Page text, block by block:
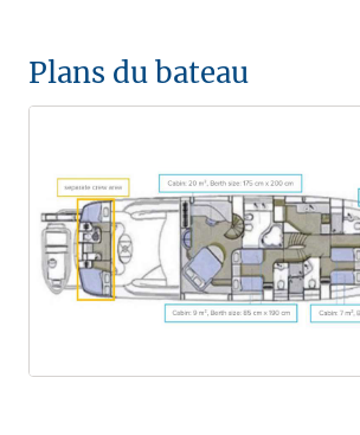
Plans du bateau